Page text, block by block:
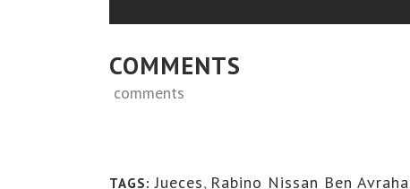
COMMENTS
comments
TAGS: Jueces, Rabino Nissan Ben